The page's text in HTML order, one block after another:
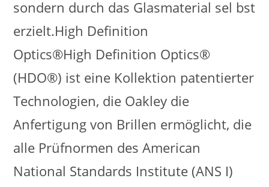
sondern durch das Glasmaterial sel bst
erzielt.High Definition
Optics®High Definition Optics®
(HDO®) ist eine Kollektion patentierter
Technologien, die Oakley die
Anfertigung von Brillen ermöglicht, die
alle Prüfnormen des American
National Standards Institute (ANS I)